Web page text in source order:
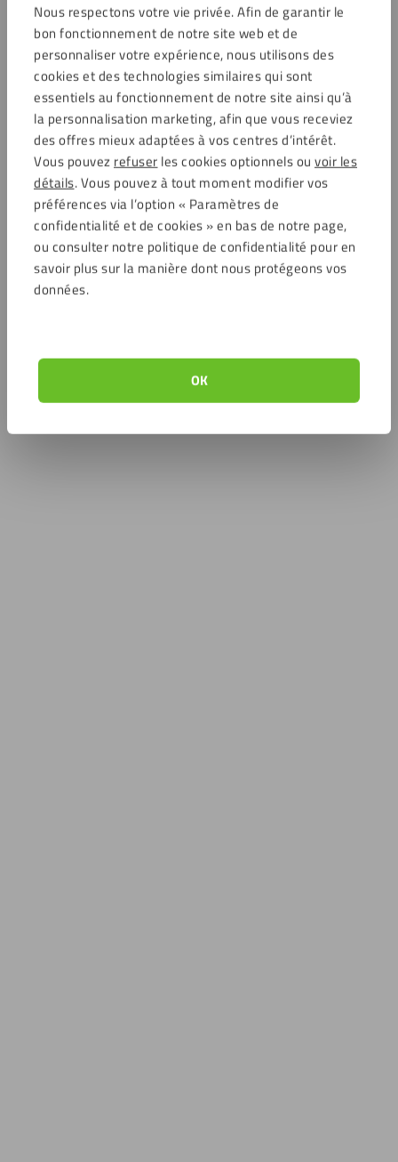
Nous respectons votre vie privée. Afin de garantir le
bon fonctionnement de notre site web et de
personnaliser votre expérience, nous utilisons des
cookies et des technologies similaires qui sont
essentiels au fonctionnement de notre site ainsi qu’à
la personnalisation marketing, afin que vous receviez
des offres mieux adaptées à vos centres d’intérêt.
Vous pouvezrefuserles cookies optionnels ou voir les
détails. Vous pouvez à tout moment modifier vos
préférences via l’option « Paramètres de
confidentialité et de cookies » en bas de notre page,
ou consulter notre politique de confidentialité pour en
savoir plus sur la manière dont nous protégeons vos
données.
OK